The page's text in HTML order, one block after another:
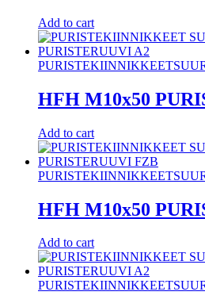
Add to cart
PURISTEKIINNIKKEET
HFH M10x50
Add to cart
PURISTEKIINNIKKEET
HFH M10x50
Add to cart
PURISTEKIINNIKKEET